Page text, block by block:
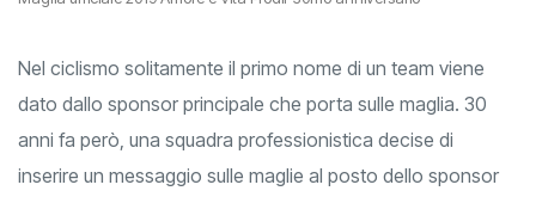
Nel ciclismo solitamente il primo nome di un team viene
dato dallo sponsor principale che porta sulle maglia. 30
anni fa però, una squadra professionistica decise di